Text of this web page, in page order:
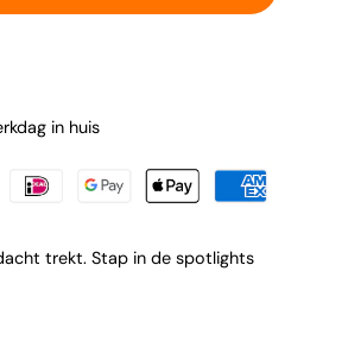
in huis
trekt. Stap in de spotlights